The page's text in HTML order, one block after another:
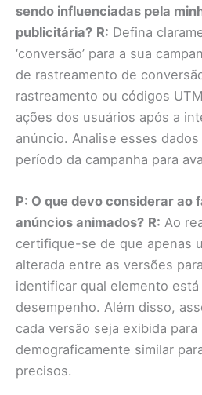
sendo influenciadas pela
publicitária? R: Defina
‘conversão’ para a sua
de rastreamento de
rastreamento ou códigos
ações dos usuários após a
anúncio. Analise esses
período da campanha para
P: O que devo considerar ao
anúncios animados? R: Ao
certifique-se de que apenas
alterada entre as versões
identificar qual elemento
desempenho. Além disso,
cada versão seja exibida para
demograficamente similar
precisos.